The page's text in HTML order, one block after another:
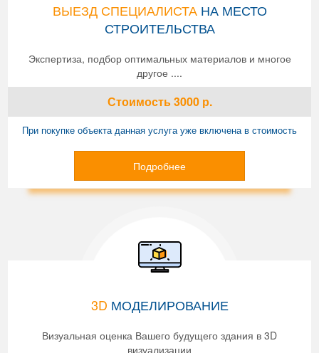
ВЫЕЗД СПЕЦИАЛИСТАНА МЕСТО
СТРОИТЕЛЬСТВА
Экспертиза, подбор оптимальных материалов и многое
другое ....
Стоимость3000р.
При покупке объекта данная услуга уже включена в стоимость
Подробнее
3D МОДЕЛИРОВАНИЕ
Визуальная оценка Вашего будущего здания в 3D
визуализации